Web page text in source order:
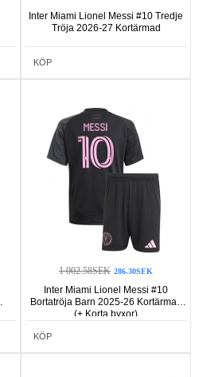
Inter Miami Lionel Messi #10 Tredje
Tröja 2026-27 Kortärmad
KÖP
1 002.58SEK 286.30SEK
Inter Miami Lionel Messi #10
Bortatröja Barn 2025-26 Kortärmad
(+ Korta byxor)
KÖP